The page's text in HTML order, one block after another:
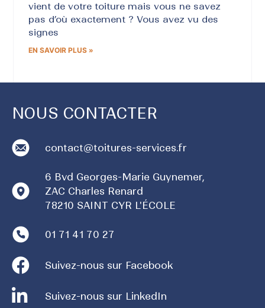
vient de votre toiture mais vous ne savez
pas d’où exactement ? Vous avez vu des
signes
EN SAVOIR PLUS »
NOUS CONTACTER
contact@toitures-services.fr
6 Bvd Georges-Marie Guynemer,
ZAC Charles Renard
78210 SAINT CYR L'ÉCOLE
01 71 41 70 27
Suivez-nous sur Facebook
Suivez-nous sur LinkedIn